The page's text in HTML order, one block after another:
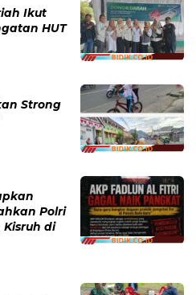
Ikut
HUT
Strong
Polri
Kisruh di